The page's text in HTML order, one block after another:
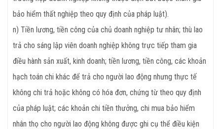
bảo hiểm thất nghiệp theo quy định của pháp luật).
n) Tiền lương, tiền công của chủ doanh nghiệp tư nhân; thù lao
trả cho sáng lập viên doanh nghiệp không trực tiếp tham gia
điều hành sản xuất, kinh doanh; tiền lương, tiền công, các khoản
hạch toán chi khác để trả cho người lao động nhưng thực tế
không chi trả hoặc không có hóa đơn, chứng từ theo quy định
của pháp luật; các khoản chi tiền thưởng, chi mua bảo hiểm
nhân thọ cho người lao động không được ghi cụ thể điều kiện